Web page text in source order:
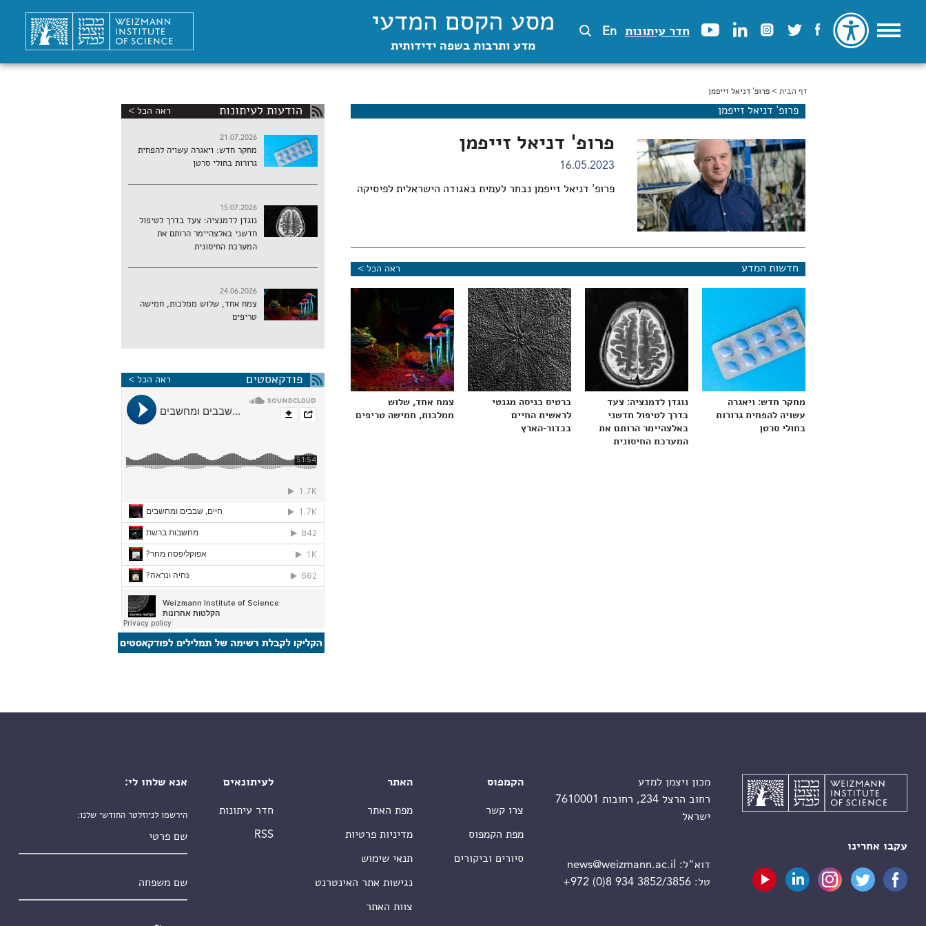
חדר עיתונות En מסע הקסם המדעי
מדע ותרבות בשפה ידידותית
הינך נמצא כאן
דף הבית > פרופ' דניאל זייפמן
פרופ' דניאל זייפמן
פרופ' דניאל זייפמן
16.05.2023
פרופ' דניאל זייפמן נבחר לעמית באגודה הישראלית לפיסיקה
חדשות המדע ראה הכל >
מחקר חדש: ויאגרה
עשויה להפחית גרורות
בחולי סרטן
נוגדן לדמנציה: צעד
בדרך לטיפול חדשני
באלצהיימר הרותם את
המערכת החיסונית
כרטיס כניסה מגנטי
לראשית החיים
בכדור-הארץ
צמח אחד, שלוש
ממלכות, חמישה טריפים
הודעות לעיתונות ראה הכל >
21.07.2026
מחקר חדש: ויאגרה עשויה להפחית
גרורות בחולי סרטן
15.07.2026
נוגדן לדמנציה: צעד בדרך לטיפול
חדשני באלצהיימר הרותם את
המערכת החיסונית
24.06.2026
צמח אחד, שלוש ממלכות, חמישה
טריפים
פודקאסטים ראה הכל >
עקבו אחרינו
מכון ויצמן למדע
רחוב הרצל 234, רחובות 7610001
ישראל
דוא"ל:
news@weizmann.ac.il
טל:+972 (0)8 934 3852/3856
הקמפוס
צרו קשר
מפת הקמפוס
סיורים וביקורים
האתר
מפת האתר
מדיניות פרטיות
תנאי שימוש
נגישות אתר האינטרנט
צוות האתר
לעיתונאים
חדר עיתונות
RSS
אנא שלחו לי:
הירשמו לניוזלטר החודשי שלנו: